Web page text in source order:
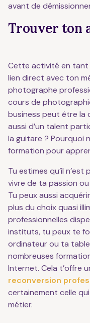
avant de
Trouver
Cette activité en tant
lien direct avec ton
photographe
cours de
business peut être la
aussi d’un talent
la guitare ? Pourquoi
formation pour
Tu estimes qu’il
vivre de ta passion
Tu peux aussi
plus du choix quasi
professionnelles
instituts, tu peux te
ordinateur ou ta
nombreuses
Internet. Cela t’offre
reconversion
certainement celle
métier.